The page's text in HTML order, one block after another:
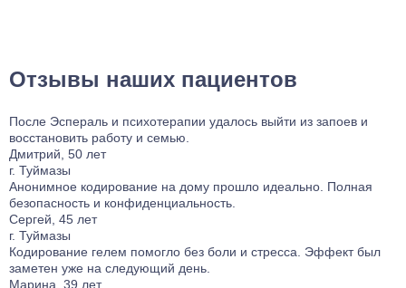
Отзывы наших пациентов
После Эспераль и психотерапии удалось выйти из запоев и
восстановить работу и семью.
Дмитрий, 50 лет
г. Туймазы
Анонимное кодирование на дому прошло идеально. Полная
безопасность и конфиденциальность.
Сергей, 45 лет
г. Туймазы
Кодирование гелем помогло без боли и стресса. Эффект был
заметен уже на следующий день.
Марина, 39 лет